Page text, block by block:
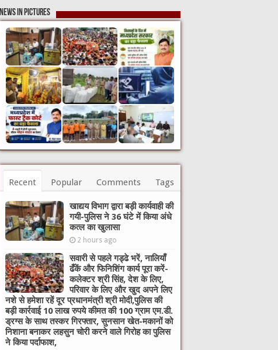
News in Pictures
Recent Popular Comments Tags
खाद्यय विभाग द्वारा बड़ी कार्यवाही की
गयी-पुलिस ने 36 घंटे में किया अंधे
कत्ल का खुलासा
2 hours ago
सवारी से पहले गड्ढे भरें, नालियाँ
ढँकें और फिनिशिंग कार्य पूरा करें-
कलेक्टर श्री सिंह, देश के लिए,
परिवार के लिए और खुद अपने लिए
नशे से हमेशा रहें दूर प्रधानमंत्री श्री मोदी,पुलिस की
बड़ी कार्रवाई 10 लाख रुपये कीमत की 100 ग्राम एम.डी.
ड्रग्स के साथ तस्कर गिरफ्तार, सुनसान खेत-मकानों को
निशाना बनाकर लहसुन चोरी करने वाले गिरोह का पुलिस
ने किया पर्दाफाश,